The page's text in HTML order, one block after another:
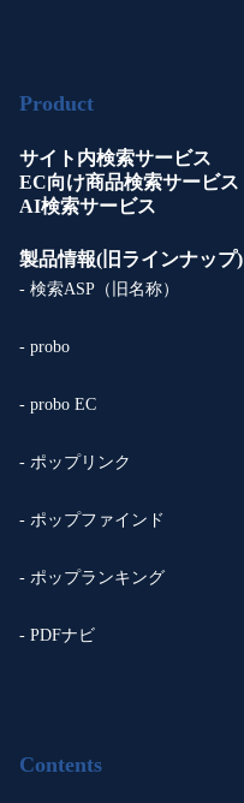
Product
サイト内検索サービス
EC向け商品検索サービス
AI検索サービス
製品情報(旧ラインナップ)
- 検索ASP（旧名称）
- probo
- probo EC
- ポップリンク
- ポップファインド
- ポップランキング
- PDFナビ
Contents